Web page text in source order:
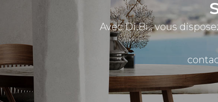
Avec Di.Bi., vous